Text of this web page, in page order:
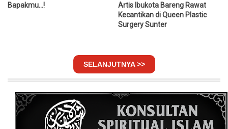
Bapakmu...!
Artis Ibukota Bareng Rawat
Kecantikan di Queen Plastic
Surgery Sunter
SELANJUTNYA >>